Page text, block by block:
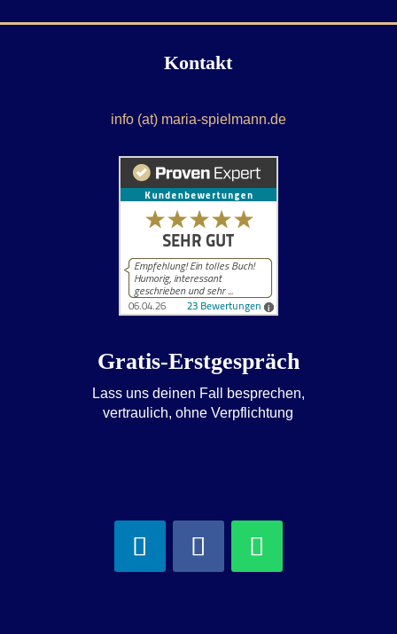
Kontakt
info (at) maria-spielmann.de
Gratis-Erstgespräch
Lass uns deinen Fall besprechen,
vertraulich, ohne Verpflichtung